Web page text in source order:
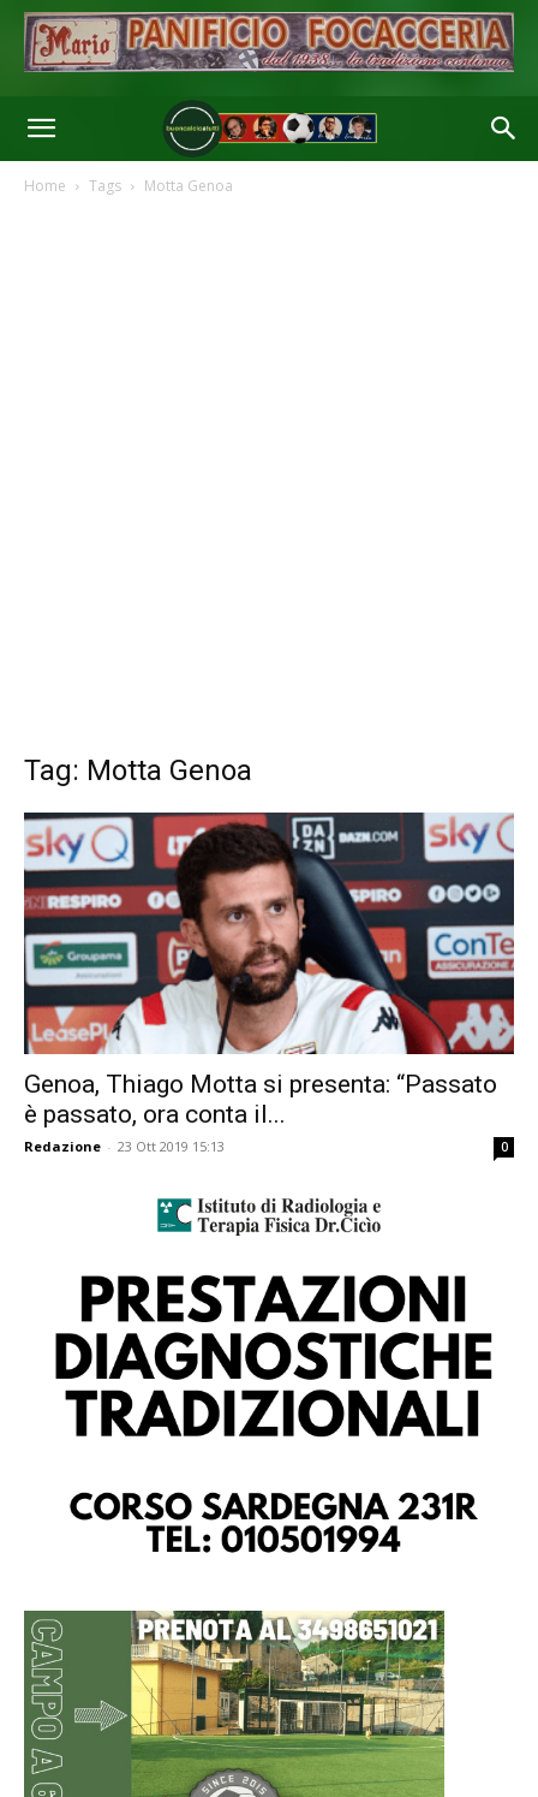
Home Tags Motta Genoa
Tag: Motta Genoa
Genoa, Thiago Motta si presenta: “Passato
è passato, ora conta il...
Redazione - 23 Ott 2019 15:13 0